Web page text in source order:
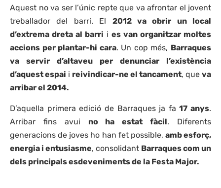
Aquest no va ser l’únic repte que va afrontar el jovent
treballador del barri. El 2012 va obrir un local
d’extrema dreta al barri i es van organitzar moltes
accions per plantar-hi cara. Un cop més, Barraques
va servir d’altaveu per denunciar l’existència
d’aquest espai i reivindicar-ne el tancament, que va
arribar el 2014.
D’aquella primera edició de Barraques ja fa17 anys.
Arribar fins avui no ha estat fàcil. Diferents
generacions de joves ho han fet possible, amb esforç,
energia i entusiasme, consolidant Barraques com un
dels principals esdeveniments de la Festa Major.